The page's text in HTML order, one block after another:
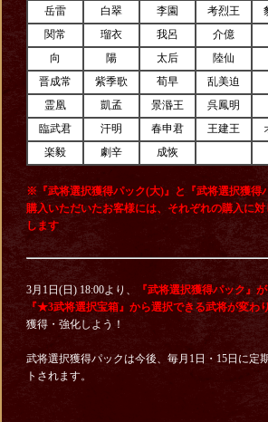
岳雷
白翠 李園 考烈王
関常
瑠衣 我呂 介億
向
陽 太后 陸仙
晋成常
紫季歌 荀早 乱美迫
霊凰
凱孟 景湣王 呉鳳明
臨武君
汗明 春申君 王建王
楽毅
劇辛 成恢
※『武将選択獲得パック(大)』と『武将選択獲得
購入いただいたお客様には、それぞれの購入に
します
3月1日(日) 18:00より、 『武将選択獲得パック』
『★3武将選択宝箱』から選択できる武将が変わ
獲得・強化しよう！
武将選択獲得パックは今後、毎月1日・15日に定
トされます。